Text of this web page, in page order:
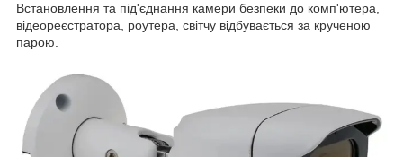
Встановлення та під'єднання камери безпеки до комп'ютера,
відеореєстратора, роутера, світчу відбувається за крученою
парою.